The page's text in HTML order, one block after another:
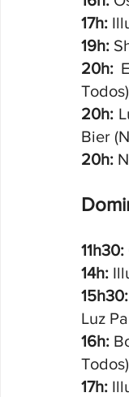
17h:
19h:
20h:
Todos)
20h:
Bier
20h:
11h30:
14h:
15h30:
Luz
16h:
Todos)
17h: